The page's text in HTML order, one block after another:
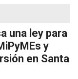
una ley para
y
en Santa